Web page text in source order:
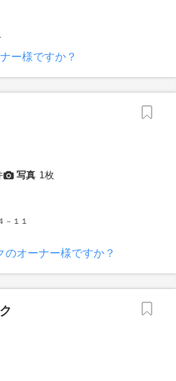
ー様ですか？
写真 1枚
－１１
オーナー様ですか？